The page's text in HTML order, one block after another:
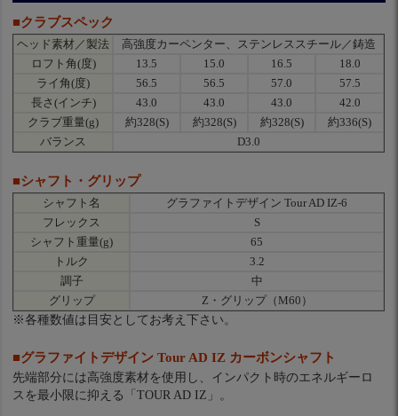
■クラブスペック
ヘッド素材／製法
高強度カーペンター、ステンレススチール／鋳造
ロフト角(度)
13.5 15.0 16.5
18.0
ライ角(度)
56.5 56.5 57.0
57.5
長さ(インチ)
43.0 43.0 43.0
42.0
クラブ重量(g)
約328(S) 約328(S) 約328(S)
約336(S)
バランス
D3.0
■シャフト・グリップ
シャフト名
グラファイトデザイン Tour AD IZ-6
フレックス
S
シャフト重量(g)
65
トルク
3.2
調子
中
グリップ
Z・グリップ（M60）
※各種数値は目安としてお考え下さい。
■グラファイトデザイン Tour AD IZ カーボンシャフト
先端部分には高強度素材を使用し、インパクト時のエネルギーロ
スを最小限に抑える「TOUR AD IZ」。